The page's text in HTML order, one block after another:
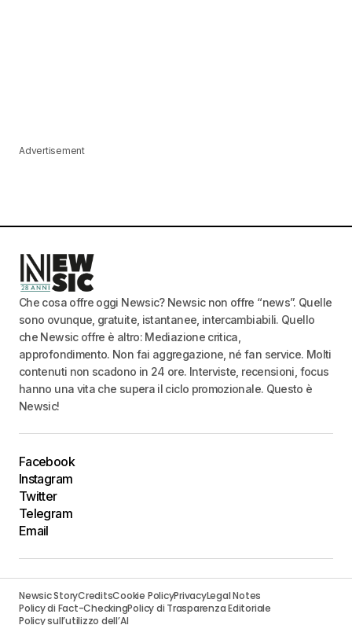
Advertisement
Che cosa offre oggi Newsic? Newsic non offre “news”. Quelle
sono ovunque, gratuite, istantanee, intercambiabili. Quello
che Newsic offre è altro: Mediazione critica,
approfondimento. Non fai aggregazione, né fan service. Molti
contenuti non scadono in 24 ore. Interviste, recensioni, focus
hanno una vita che supera il ciclo promozionale. Questo è
Newsic!
Facebook
Instagram
Twitter
Telegram
Email
Newsic StoryCreditsCookie PolicyPrivacyLegal Notes
Policy di Fact-CheckingPolicy di Trasparenza Editoriale
Policy sull’utilizzo dell’AI